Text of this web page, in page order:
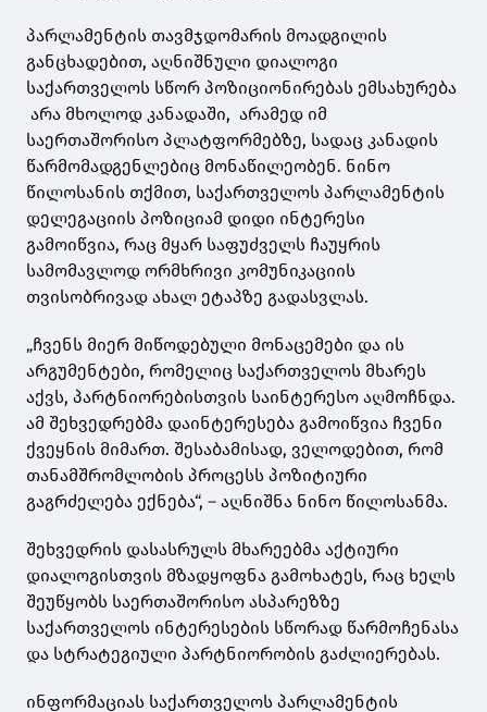
პარლამენტის თავმჯდომარის მოადგილის
განცხადებით, აღნიშნული დიალოგი
საქართველოს სწორ პოზიციონირებას ემსახურება
არა მხოლოდ კანადაში, არამედ იმ
საერთაშორისო პლატფორმებზე, სადაც კანადის
წარმომადგენლებიც მონაწილეობენ. ნინო
წილოსანის თქმით, საქართველოს პარლამენტის
დელეგაციის პოზიციამ დიდი ინტერესი
გამოიწვია, რაც მყარ საფუძველს ჩაუყრის
სამომავლოდ ორმხრივი კომუნიკაციის
თვისობრივად ახალ ეტაპზე გადასვლას.
„ჩვენს მიერ მიწოდებული მონაცემები და ის
არგუმენტები, რომელიც საქართველოს მხარეს
აქვს, პარტნიორებისთვის საინტერესო აღმოჩნდა.
ამ შეხვედრებმა დაინტერესება გამოიწვია ჩვენი
ქვეყნის მიმართ. შესაბამისად, ველოდებით, რომ
თანამშრომლობის პროცესს პოზიტიური
გაგრძელება ექნება“, – აღნიშნა ნინო წილოსანმა.
შეხვედრის დასასრულს მხარეებმა აქტიური
დიალოგისთვის მზადყოფნა გამოხატეს, რაც ხელს
შეუწყობს საერთაშორისო ასპარეზზე
საქართველოს ინტერესების სწორად წარმოჩენასა
და სტრატეგიული პარტნიორობის გაძლიერებას.
ინფორმაციას საქართველოს პარლამენტის